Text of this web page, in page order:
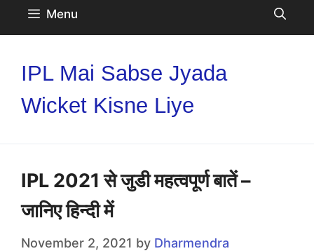
Menu
IPL Mai Sabse Jyada
Wicket Kisne Liye
IPL 2021 से जुडी महत्वपूर्ण बातें –
जानिए हिन्दी में
November 2, 2021 by Dharmendra